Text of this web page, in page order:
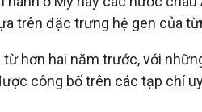
trên đặc trưng hệ gen của
hơn hai năm trước, với
công bố trên các tạp chí